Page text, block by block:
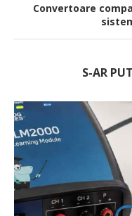
Convertoare
S-AR